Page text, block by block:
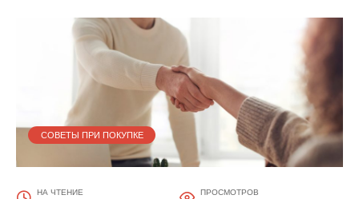
СОВЕТЫ ПРИ ПОКУПКЕ
НА ЧТЕНИЕ ПРОСМОТРОВ